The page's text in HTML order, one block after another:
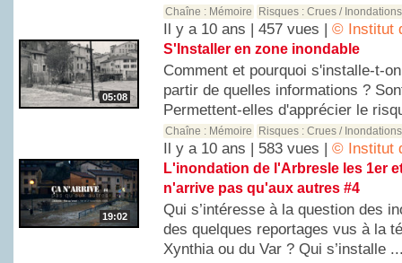
Chaîne : Mémoire Risques :Crues / Inondations
Il y a 10 ans | 457 vues |© Institut
05:08
S'Installer en zone inondable
Comment et pourquoi s'installe-t-
partir de quelles informations ?
Permettent-elles d'apprécier le
Chaîne : Mémoire Risques :Crues / Inondations
Il y a 10 ans | 583 vues |© Institut
19:02
L'inondation de l'Arbresle les 1er
n'arrive pas qu'aux autres #4
Qui s’intéresse à la question des
des quelques reportages vus à la
Xynthia ou du Var ? Qui s’installe